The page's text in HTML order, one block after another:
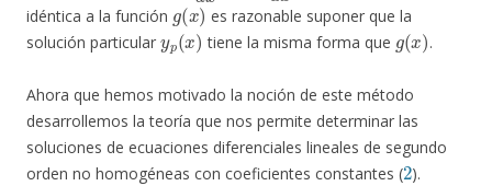
idéntica a la función
es razonable suponer que la
solución particular
y p(x)
tiene la misma forma que
g( )
.
Ahora que hemos motivado la noción de este método
desarrollemos la teoría que nos permite determinar las
soluciones de ecuaciones diferenciales lineales de segundo
orden no homogéneas con coeficientes constantes (
2
).